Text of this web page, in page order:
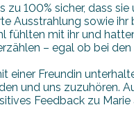
zu 100% sicher, dass
Ausstrahlung sowie
fühlten mit ihr und
– egal ob bei
einer Freundin
und uns zuzuhören.
Feedback zu Marie